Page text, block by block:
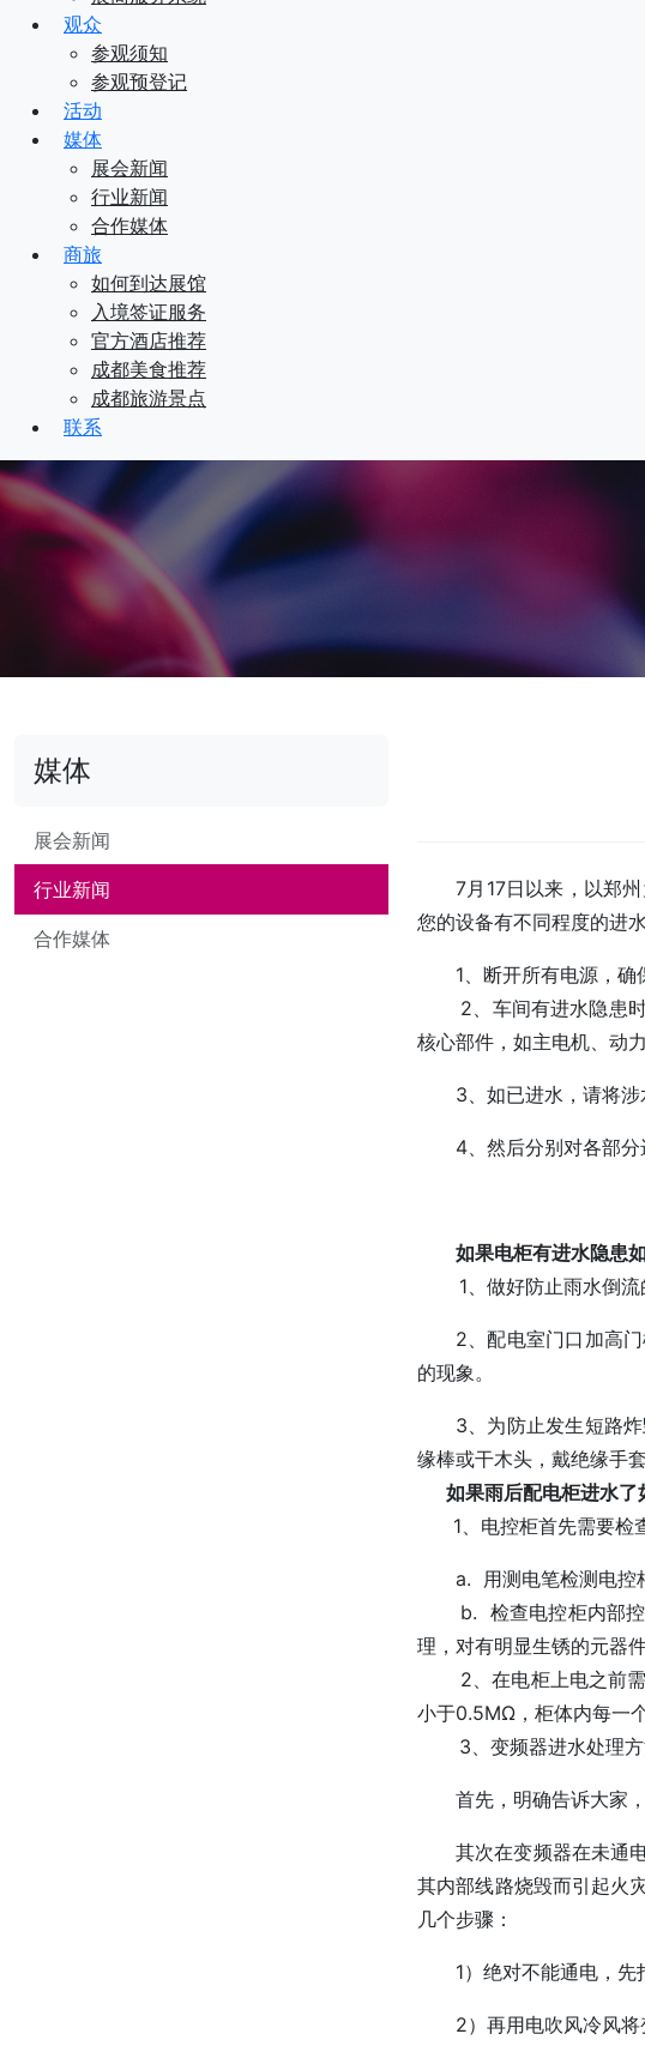
观众
参观须知
参观预登记
活动
媒体
展会新闻
行业新闻
合作媒体
商旅
如何到达展馆
入境签证服务
官方酒店推荐
成都美食推荐
成都旅游景点
联系
媒体
展会新闻
行业新闻
合作媒体
7月17日以来，以郑
您的设备有不同程度的进
1、断开所有电源，确
2、车间有进水隐患时
核心部件，如主电机、动
3、如已进水，请将
4、然后分别对各部分
如果电柜有进水隐患
1、做好防止雨水倒流的
2、配电室门口加高
的现象。
3、为防止发生短路
缘棒或干木头，戴绝缘手
如果雨后配电柜进水了
1、电控柜首先需要检查
a. 用测电笔检测电控
b. 检查电控柜内部控制
理，对有明显生锈的元器
2、在电柜上电之前需
小于0.5MΩ，柜体内每一
3、变频器进水处理方
首先，明确告诉大家
其次在变频器在未通
其内部线路烧毁而引起火
几个步骤：
1）绝对不能通电，先
2）再用电吹风冷风